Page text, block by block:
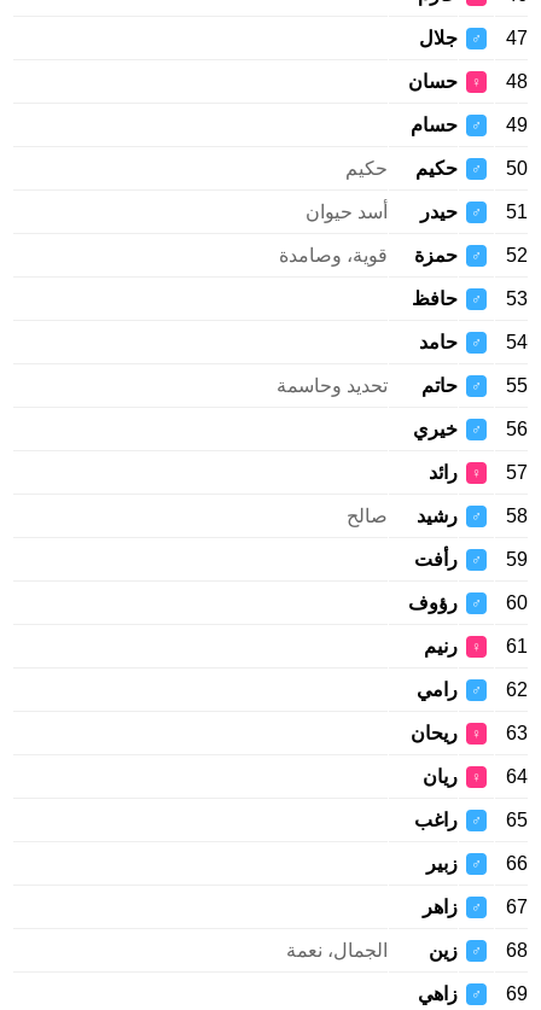
47
♂ جلال
48
♀ حسان
49
♂ حسام
50
♂ حكيم حكيم
51
♂ حيدر أسد حيوان
52
♂ حمزة قوية، وصامدة
53
♂ حافظ
54
♂ حامد
55
♂ حاتم تحديد وحاسمة
56
♂ خيري
57
♀ رائد
58
♂ رشيد صالح
59
♂ رأفت
60
♂ رؤوف
61
♀ رنيم
62
♂ رامي
63
♀ ريحان
64
♀ ريان
65
♂ راغب
66
♂ زبير
67
♂ زاهر
68
♂ زين الجمال، نعمة
69
♂ زاهي